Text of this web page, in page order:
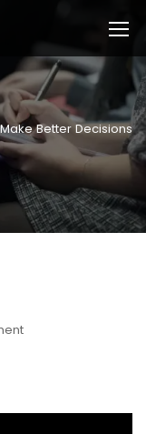
Better Decisions